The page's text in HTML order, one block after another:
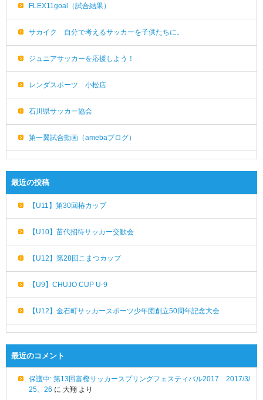
FLEX11goal（試合結果）
サカイク 自分で考えるサッカーを子供たちに。
ジュニアサッカーを応援しよう！
レンダスポーツ 小松店
石川県サッカー協会
第一翼試合動画（amebaブログ）
最近の投稿
【U11】第30回椿カップ
【U10】苗代招待サッカー交歓会
【U12】第28回こまつカップ
【U9】CHUJO CUP U-9
【U12】金石町サッカースポーツ少年団創立50周年記念大会
最近のコメント
保護中: 第13回富樫サッカースプリングフェスティバル2017 2017/3/
25、26 に 大翔 より